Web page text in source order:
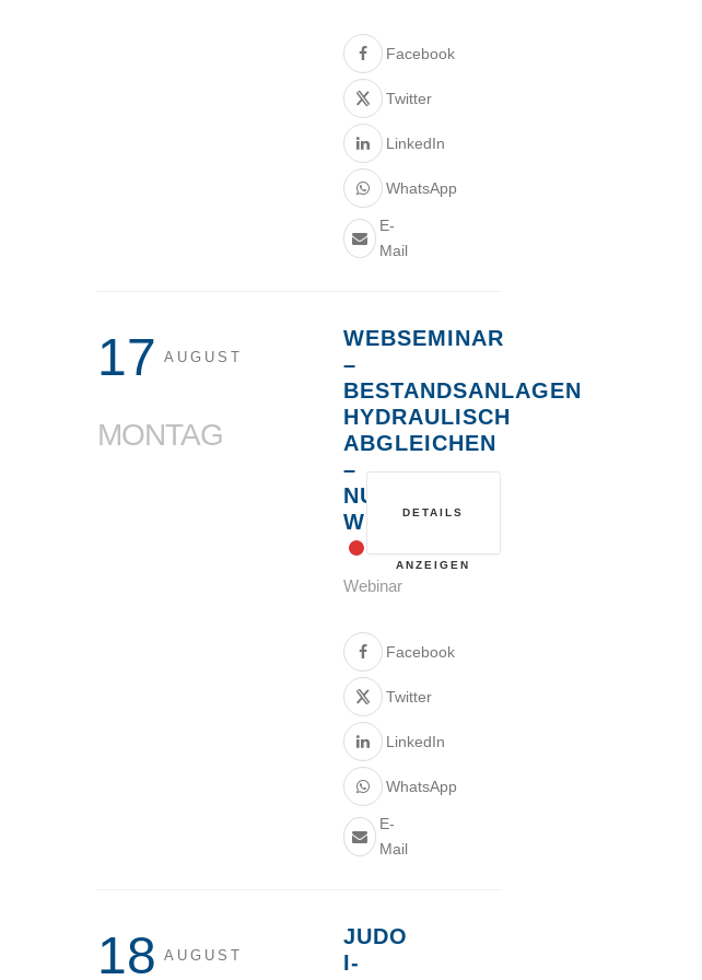
Facebook
Twitter
LinkedIn
WhatsApp
E-
Mail
17 AUGUST
MONTAG
WEBSEMINAR
–
BESTANDSANLAGEN
HYDRAULISCH
ABGLEICHEN
–
NUR
WIE?
Webinar
Facebook
Twitter
LinkedIn
WhatsApp
E-
Mail
DETAILS
ANZEIGEN
18 AUGUST
JUDO
I-